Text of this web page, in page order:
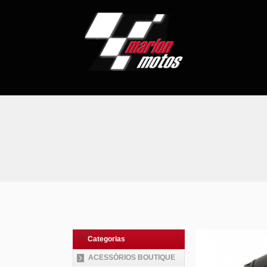
Categorias
ACESSÓRIOS BOUTIQUE